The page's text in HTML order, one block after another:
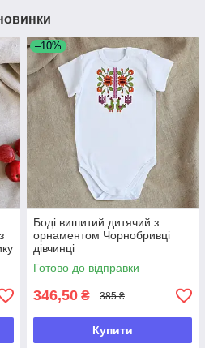
–10%
Боді вишитий дитячий з
орнаментом Чорнобривці
дівчинці
Готово до відправки
346,50 ₴ 385 ₴
Купити